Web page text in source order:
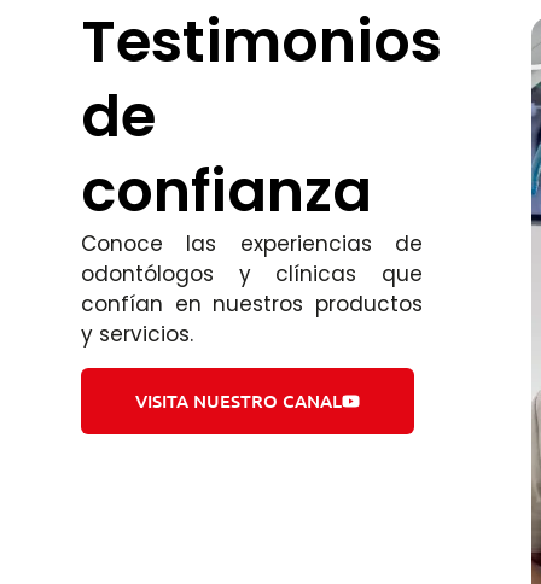
Testimonios
de
confianza
Conoce las experiencias de
odontólogos y clínicas que
confían en nuestros productos
y servicios.
VISITA NUESTRO CANAL